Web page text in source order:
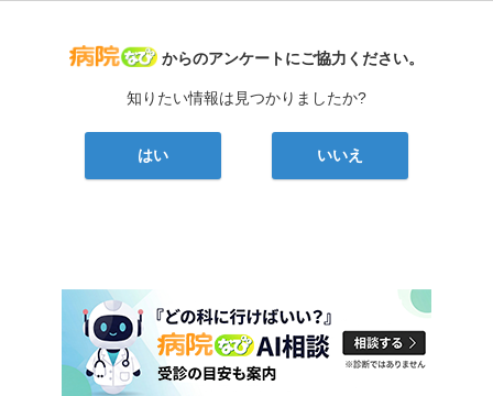
病院なび
からのアンケートにご協力ください。
知りたい情報は見つかりましたか?
はい いいえ